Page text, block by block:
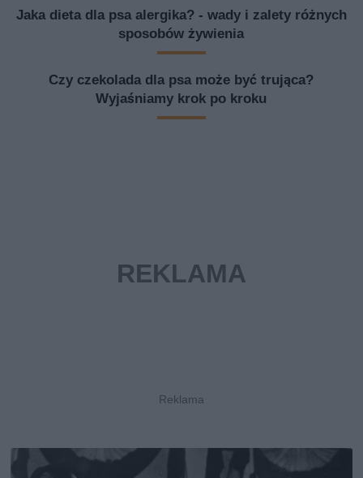
Jaka dieta dla psa alergika? - wady i zalety różnych
sposobów żywienia
Czy czekolada dla psa może być trująca?
Wyjaśniamy krok po kroku